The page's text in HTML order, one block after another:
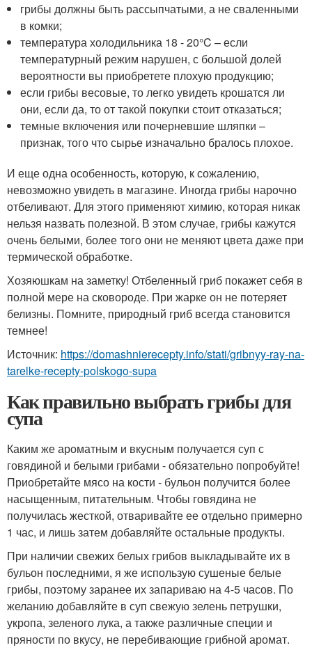
грибы должны быть рассыпчатыми, а не сваленными
в комки;
температура холодильника 18 - 20°C – если
температурный режим нарушен, с большой долей
вероятности вы приобретете плохую продукцию;
если грибы весовые, то легко увидеть крошатся ли
они, если да, то от такой покупки стоит отказаться;
темные включения или почерневшие шляпки –
признак, того что сырье изначально бралось плохое.
И еще одна особенность, которую, к сожалению,
невозможно увидеть в магазине. Иногда грибы нарочно
отбеливают. Для этого применяют химию, которая никак
нельзя назвать полезной. В этом случае, грибы кажутся
очень белыми, более того они не меняют цвета даже при
термической обработке.
Хозяюшкам на заметку! Отбеленный гриб покажет себя в
полной мере на сковороде. При жарке он не потеряет
белизны. Помните, природный гриб всегда становится
темнее!
Источник: https://domashnierecepty.info/stati/gribnyy-ray-na-
tarelke-recepty-polskogo-supa
Как правильно выбрать грибы для
супа
Каким же ароматным и вкусным получается суп с
говядиной и белыми грибами - обязательно попробуйте!
Приобретайте мясо на кости - бульон получится более
насыщенным, питательным. Чтобы говядина не
получилась жесткой, отваривайте ее отдельно примерно
1 час, и лишь затем добавляйте остальные продукты.
При наличии свежих белых грибов выкладывайте их в
бульон последними, я же использую сушеные белые
грибы, поэтому заранее их запариваю на 4-5 часов. По
желанию добавляйте в суп свежую зелень петрушки,
укропа, зеленого лука, а также различные специи и
пряности по вкусу, не перебивающие грибной аромат.